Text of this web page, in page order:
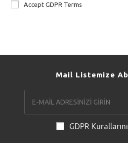
Accept GDPR Terms
Mail Listemize
GDPR